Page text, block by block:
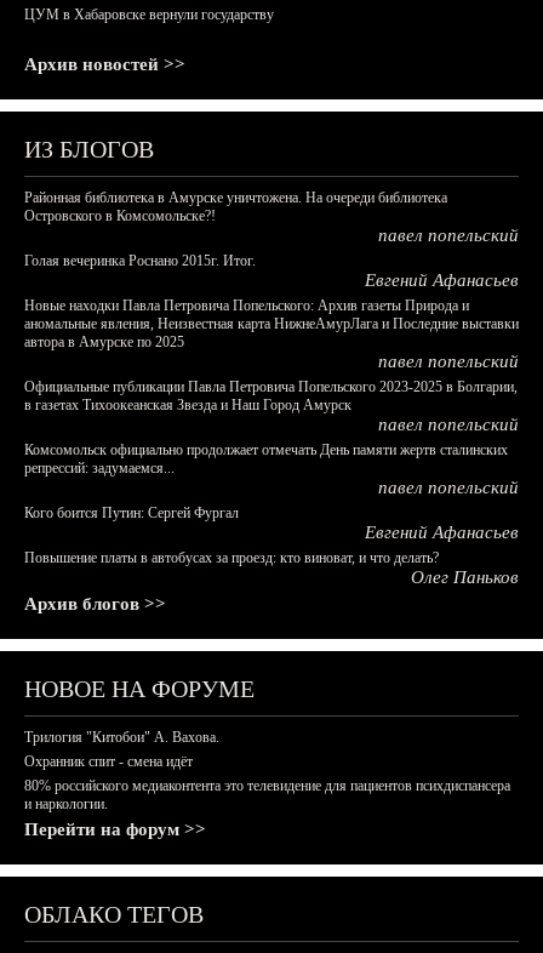
ЦУМ в Хабаровске вернули государству
Архив новостей >>
ИЗ БЛОГОВ
Районная библиотека в Амурске уничтожена. На очереди библиотека
Островского в Комсомольске?!
павел попельский
Голая вечеринка Роснано 2015г. Итог.
Евгений Афанасьев
Новые находки Павла Петровича Попельского: Архив газеты Природа и
аномальные явления, Неизвестная карта НижнеАмурЛага и Последние выставки
автора в Амурске по 2025
павел попельский
Официальные публикации Павла Петровича Попельского 2023-2025 в Болгарии,
в газетах Тихоокеанская Звезда и Наш Город Амурск
павел попельский
Комсомольск официально продолжает отмечать День памяти жертв сталинских
репрессий: задумаемся...
павел попельский
Кого боится Путин: Сергей Фургал
Евгений Афанасьев
Повышение платы в автобусах за проезд: кто виноват, и что делать?
Олег Паньков
Архив блогов >>
НОВОЕ НА ФОРУМЕ
Трилогия "Китобои" А. Вахова.
Охранник спит - смена идёт
80% российского медиаконтента это телевидение для пациентов психдиспансера
и наркологии.
Перейти на форум >>
ОБЛАКО ТЕГОВ